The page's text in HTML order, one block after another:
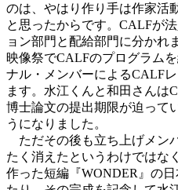
のは、やはり作り手は作家活
と思ったからです。CALFが
ョン部門と配給部門に分かれ
映像祭でCALFのプログラム
ナル・メンバーによるCALF
ます。水江くんと和田さんは
博士論文の提出期限が迫って
うになりました。
ただその後も立ち上げメン
たく消えたというわけではな
作った短編『WONDER』の